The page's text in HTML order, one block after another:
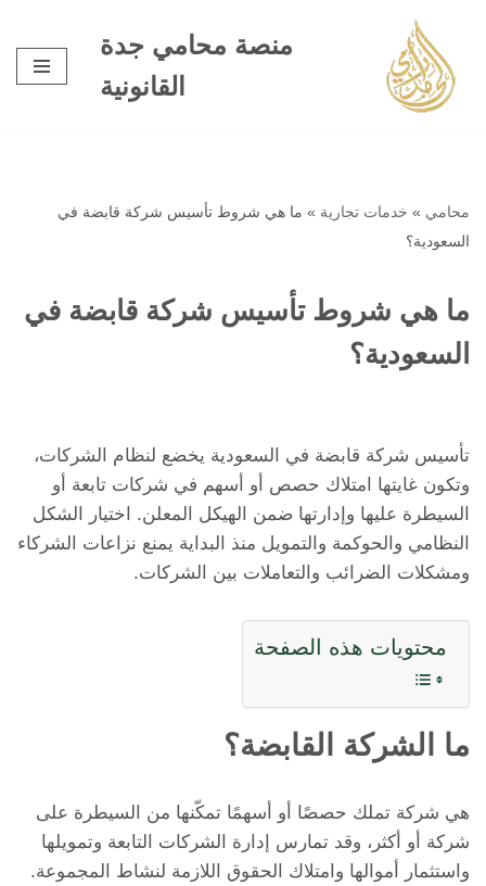
تخطى
إلى
المحتوى
منصة محامي جدة
القانونية
محامي » خدمات تجارية » ما هي شروط تأسيس شركة قابضة في
السعودية؟
ما هي شروط تأسيس شركة قابضة في
السعودية؟
تأسيس شركة قابضة في السعودية يخضع لنظام الشركات،
وتكون غايتها امتلاك حصص أو أسهم في شركات تابعة أو
السيطرة عليها وإدارتها ضمن الهيكل المعلن. اختيار الشكل
النظامي والحوكمة والتمويل منذ البداية يمنع نزاعات الشركاء
ومشكلات الضرائب والتعاملات بين الشركات.
محتويات هذه الصفحة
ما الشركة القابضة؟
هي شركة تملك حصصًا أو أسهمًا تمكّنها من السيطرة على
شركة أو أكثر، وقد تمارس إدارة الشركات التابعة وتمويلها
واستثمار أموالها وامتلاك الحقوق اللازمة لنشاط المجموعة.